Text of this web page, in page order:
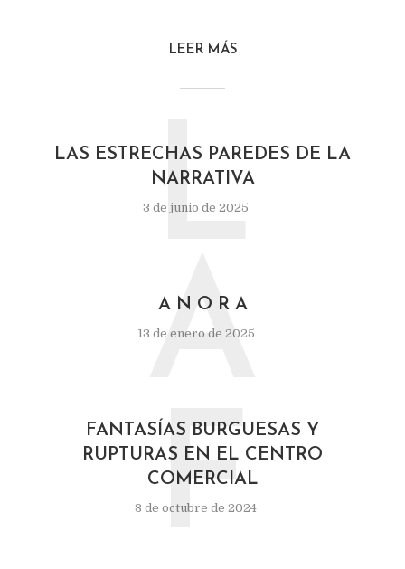
LEER MÁS
LAS ESTRECHAS PAREDES DE LA
NARRATIVA
3 de junio de 2025
L
A N O R A
13 de enero de 2025
A
FANTASÍAS BURGUESAS Y
RUPTURAS EN EL CENTRO
COMERCIAL
3 de octubre de 2024
F